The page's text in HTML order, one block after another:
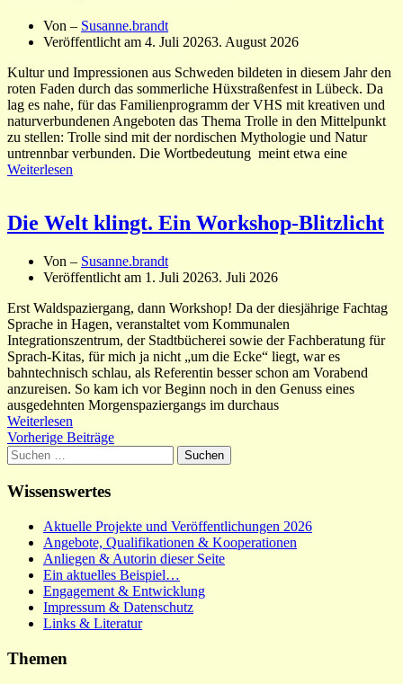
Von – Susanne.brandt
Veröffentlicht am 4. Juli 20263. August 2026
Kultur und Impressionen aus Schweden bildeten in diesem Jahr den
roten Faden durch das sommerliche Hüxstraßenfest in Lübeck. Da
lag es nahe, für das Familienprogramm der VHS mit kreativen und
naturverbundenen Angeboten das Thema Trolle in den Mittelpunkt
zu stellen: Trolle sind mit der nordischen Mythologie und Natur
untrennbar verbunden. Die Wortbedeutung meint etwa eine
Weiterlesen
Die Welt klingt. Ein Workshop-Blitzlicht
Von – Susanne.brandt
Veröffentlicht am 1. Juli 20263. Juli 2026
Erst Waldspaziergang, dann Workshop! Da der diesjährige Fachtag
Sprache in Hagen, veranstaltet vom Kommunalen
Integrationszentrum, der Stadtbücherei sowie der Fachberatung für
Sprach-Kitas, für mich ja nicht „um die Ecke“ liegt, war es
bahntechnisch schlau, als Referentin besser schon am Vorabend
anzureisen. So kam ich vor Beginn noch in den Genuss eines
ausgedehnten Morgenspaziergangs im durchaus
Weiterlesen
Beitragsnavigation
Vorherige Beiträge
Suchen
nach:
Wissenswertes
Aktuelle Projekte und Veröffentlichungen 2026
Angebote, Qualifikationen & Kooperationen
Anliegen & Autorin dieser Seite
Ein aktuelles Beispiel…
Engagement & Entwicklung
Impressum & Datenschutz
Links & Literatur
Themen